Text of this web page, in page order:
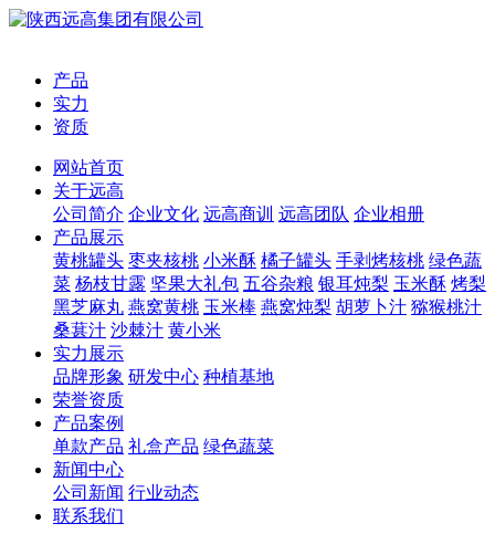
产品
实力
资质
网站首页
关于远高
公司简介 企业文化 远高商训 远高团队 企业相册
产品展示
黄桃罐头 枣夹核桃 小米酥 橘子罐头 手剥烤核桃 绿色蔬
菜 杨枝甘露 坚果大礼包 五谷杂粮 银耳炖梨 玉米酥 烤梨
黑芝麻丸 燕窝黄桃 玉米棒 燕窝炖梨 胡萝卜汁 猕猴桃汁
桑葚汁 沙棘汁 黄小米
实力展示
品牌形象 研发中心 种植基地
荣誉资质
产品案例
单款产品 礼盒产品 绿色蔬菜
新闻中心
公司新闻 行业动态
联系我们